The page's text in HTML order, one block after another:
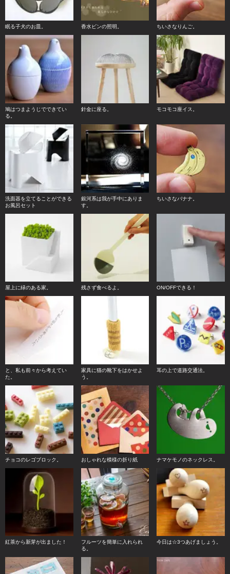
眠る子犬のお皿。 香水ビンの照明。 ちいさなりんご。
鳩はつまようじでできてい
る。
針金に座る。 モコモコ座イス。
洗面器を立てることができる
お風呂セット
銀河系は我が手中にありま
す。
ちいさなバナナ。
屋上に緑のある家。 残さず食べるよ。 ON/OFFできる！
と、私も前々から考えてい
た。
家具に猫の靴下をはかせよ
う。
耳の上で道路交通法。
チョコのレゴブロック。 おしゃれな模様の折り紙 ナマケモノのネックレス。
紅茶から新芽が出ました！
フルーツを簡単に入れられ
る。
今日は☆3つあげましょう。